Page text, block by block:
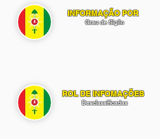
INFORMAÇÃO POR
Grau de Sigílo
ROL DE INFOMAÇÕES
Desclassificadas